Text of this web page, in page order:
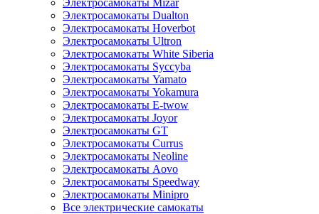
Электросамокаты Mizar
Электросамокаты Dualton
Электросамокаты Hoverbot
Электросамокаты Ultron
Электросамокаты White Siberia
Электросамокаты Syccyba
Электросамокаты Yamato
Электросамокаты Yokamura
Электросамокаты E-twow
Электросамокаты Joyor
Электросамокаты GT
Электросамокаты Currus
Электросамокаты Neoline
Электросамокаты Aovo
Электросамокаты Speedway
Электросамокаты Minipro
Все электрические самокаты